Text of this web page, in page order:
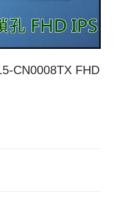
CN0008TX FHD